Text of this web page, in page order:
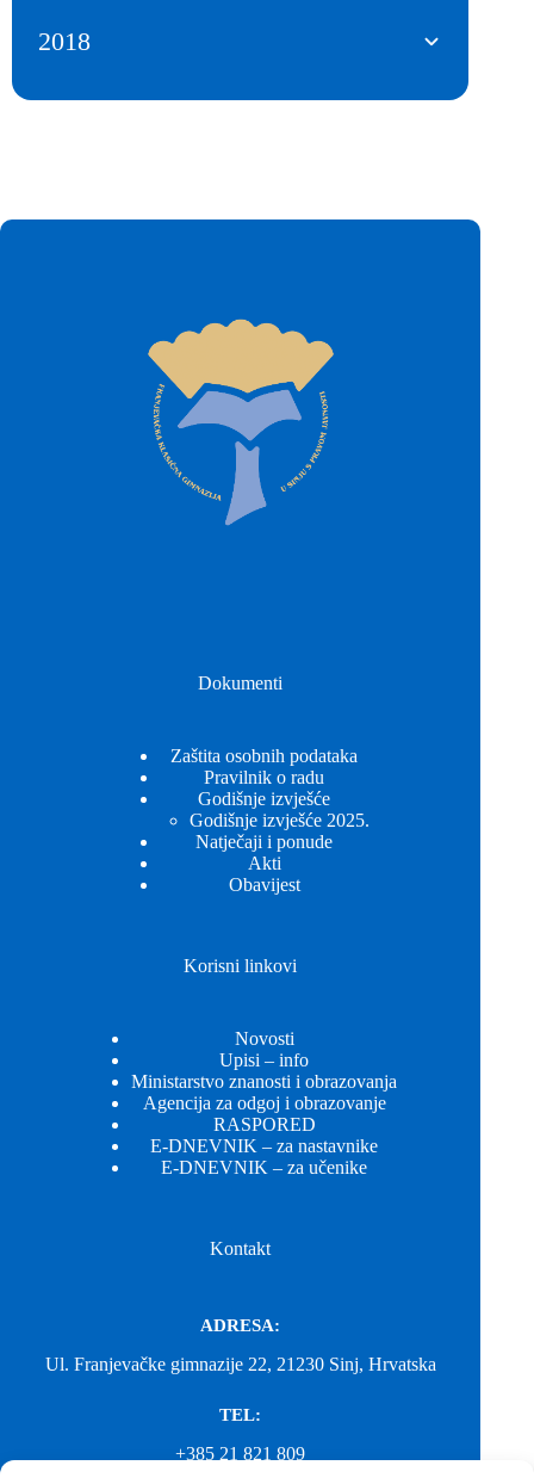
2018
Dokumenti
Zaštita osobnih podataka
Pravilnik o radu
Godišnje izvješće
Godišnje izvješće 2025.
Natječaji i ponude
Akti
Obavijest
Korisni linkovi
Novosti
Upisi – info
Ministarstvo znanosti i obrazovanja
Agencija za odgoj i obrazovanje
RASPORED
E-DNEVNIK – za nastavnike
E-DNEVNIK – za učenike
Kontakt
ADRESA:
Ul. Franjevačke gimnazije 22, 21230 Sinj, Hrvatska
TEL:
+385 21 821 809